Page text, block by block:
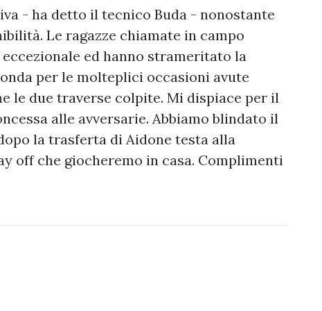
- ha detto il tecnico Buda - nonostante
Le ragazze chiamate in campo
ed hanno strameritato la
per le molteplici occasioni avute
le due traverse colpite. Mi dispiace per il
alle avversarie. Abbiamo blindato il
la trasferta di Aidone testa alla
off che giocheremo in casa. Complimenti